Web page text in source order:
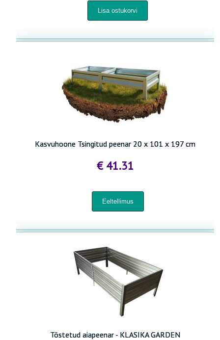
Kasvuhoone Tsingitud peenar 20 x 101 x 197 cm
€ 41.31
Tõstetud aiapeenar - KLASIKA GARDEN